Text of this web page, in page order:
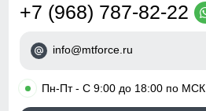
+7 (968) 787-82-22
info@mtforce.ru
• Пн-Пт - С 9:00 до 18:00 по МСК